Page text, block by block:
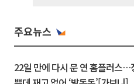
주요뉴스
22일 만에 다시 문 연 홈플러스…